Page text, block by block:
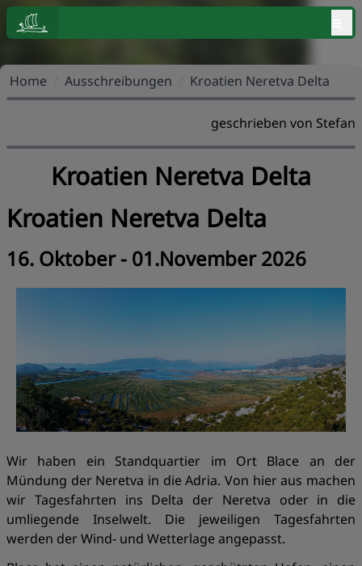
Home Ausschreibungen Kroatien Neretva Delta
geschrieben von Stefan
Kroatien Neretva Delta
Kroatien Neretva Delta
16. Oktober - 01.November 2026
Wir haben ein Standquartier im Ort Blace an der
Mündung der Neretva in die Adria. Von hier aus machen
wir Tagesfahrten ins Delta der Neretva oder in die
umliegende Inselwelt. Die jeweiligen Tagesfahrten
werden der Wind- und Wetterlage angepasst.